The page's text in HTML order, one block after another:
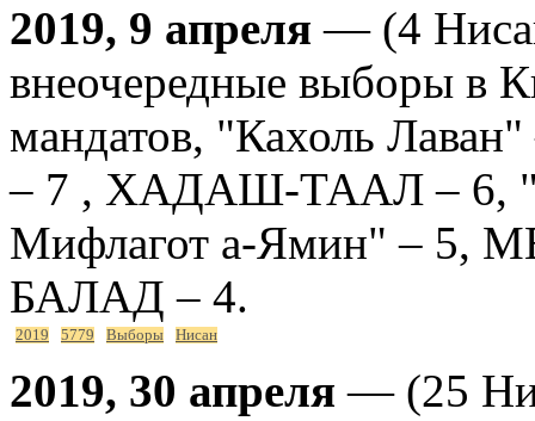
2019, 9 апреля — (4
внеочередные выборы в
мандатов, "Кахоль
– 7 , ХАДАШ-ТААЛ – 6,
Мифлагот а-Ямин" – 5,
БАЛАД – 4.
2019 5779 Выборы Нисан
2019, 30 апреля — (25